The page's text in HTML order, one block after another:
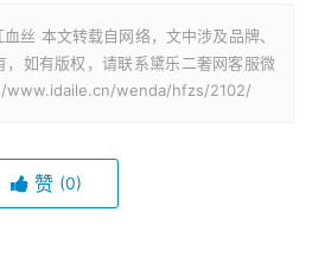
丝 本文转载自网络，文中涉及品牌、
如有版权，请联系黛乐二奢网客服微
www.idaile.cn/wenda/hfzs/2102/
赞 (0)